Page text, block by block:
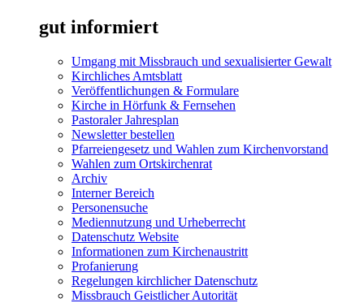
gut informiert
Umgang mit Missbrauch und sexualisierter Gewalt
Kirchliches Amtsblatt
Veröffentlichungen & Formulare
Kirche in Hörfunk & Fernsehen
Pastoraler Jahresplan
Newsletter bestellen
Pfarreiengesetz und Wahlen zum Kirchenvorstand
Wahlen zum Ortskirchenrat
Archiv
Interner Bereich
Personensuche
Mediennutzung und Urheberrecht
Datenschutz Website
Informationen zum Kirchenaustritt
Profanierung
Regelungen kirchlicher Datenschutz
Missbrauch Geistlicher Autorität